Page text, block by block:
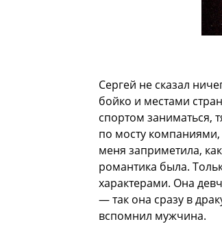
Сергей не сказал
бойко и местами
спортом заниматься,
по мосту
меня заприметила,
романтика была.
характерами. Она
— так она сразу в
вспомнил мужчина.